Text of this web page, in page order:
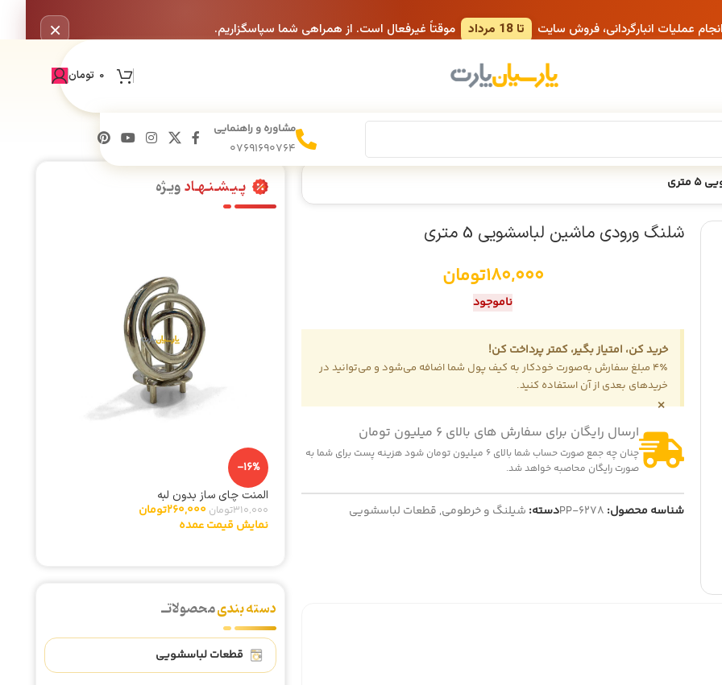
عملیات انبارگردانی، فروش سایت تا 18 مرداد موقتاً غیرفعال است. از همراهی شما سپاسگزاریم. ×
0 تومان
مشاوره و راهنمایی
07691690764
شلنگ ورودی ماشین لباسشویی 5 متری
180,000تومان
ناموجود
خرید کن، امتیاز بگیر، کمتر پرداخت کن!
4٪ مبلغ سفارش به‌صورت خودکار به کیف پول شما اضافه می‌شود و می‌توانید در
خریدهای بعدی از آن استفاده کنید.
×
ارسال رایگان برای سفارش های بالای 6 میلیون تومان
چنان چه جمع صورت حساب شما بالای 6 میلیون تومان شود هزینه پست برای شما به
صورت رایگان محاصبه خواهد شد.
شناسه محصول: PP-6278دسته: شیلنگ و خرطومی, قطعات لباسشویی
پـیـشـنـهـادویـژه
سینی مایکروویو سایز 18 سانتی متر
تومان139,000تومان
شیربرقی دوقلو لباسشویی 90 درجه توشیبا
940,000تومان 900,000تومان
-16%
المنت چای ساز بدون لبه
310,000تومان 260,000تومان
نمایش قیمت عمده
دسته بندیمحصولاتــ
قطعات لباسشویی